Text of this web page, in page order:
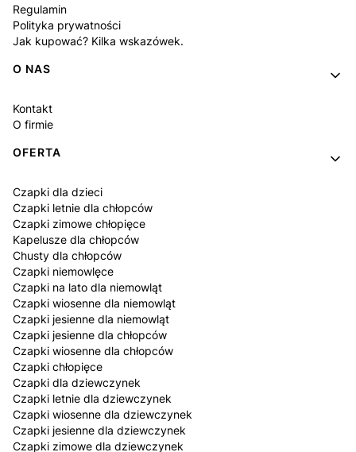
Regulamin
Polityka prywatności
Jak kupować? Kilka wskazówek.
O NAS
Kontakt
O firmie
OFERTA
Czapki dla dzieci
Czapki letnie dla chłopców
Czapki zimowe chłopięce
Kapelusze dla chłopców
Chusty dla chłopców
Czapki niemowlęce
Czapki na lato dla niemowląt
Czapki wiosenne dla niemowląt
Czapki jesienne dla niemowląt
Czapki jesienne dla chłopców
Czapki wiosenne dla chłopców
Czapki chłopięce
Czapki dla dziewczynek
Czapki letnie dla dziewczynek
Czapki wiosenne dla dziewczynek
Czapki jesienne dla dziewczynek
Czapki zimowe dla dziewczynek